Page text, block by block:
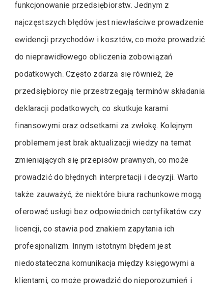
funkcjonowanie przedsiębiorstw. Jednym z
najczęstszych błędów jest niewłaściwe prowadzenie
ewidencji przychodów i kosztów, co może prowadzić
do nieprawidłowego obliczenia zobowiązań
podatkowych. Często zdarza się również, że
przedsiębiorcy nie przestrzegają terminów składania
deklaracji podatkowych, co skutkuje karami
finansowymi oraz odsetkami za zwłokę. Kolejnym
problemem jest brak aktualizacji wiedzy na temat
zmieniających się przepisów prawnych, co może
prowadzić do błędnych interpretacji i decyzji. Warto
także zauważyć, że niektóre biura rachunkowe mogą
oferować usługi bez odpowiednich certyfikatów czy
licencji, co stawia pod znakiem zapytania ich
profesjonalizm. Innym istotnym błędem jest
niedostateczna komunikacja między księgowymi a
klientami, co może prowadzić do nieporozumień i